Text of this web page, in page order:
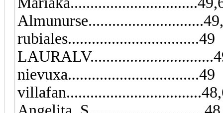
rubiales.................................49
nievuxa.................................49